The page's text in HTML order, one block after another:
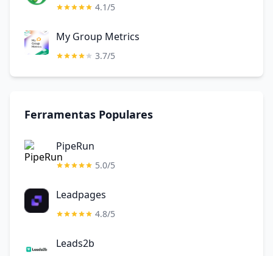
4.1/5
My Group Metrics
3.7/5
Ferramentas Populares
PipeRun
5.0/5
Leadpages
4.8/5
Leads2b